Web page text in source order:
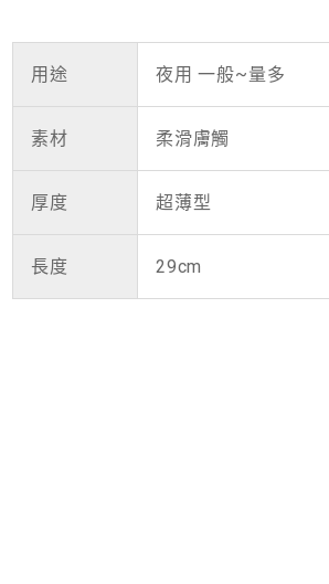
用途 夜用 一般~量多
素材 柔滑膚觸
厚度 超薄型
長度 29cm